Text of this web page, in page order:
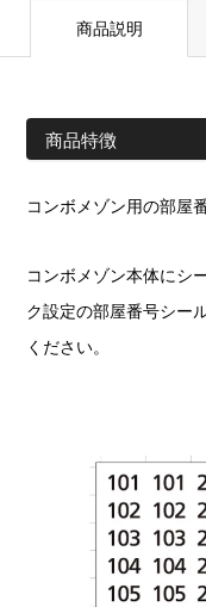
商品説明
商品特徴
コンボメゾン用の部屋
コンボメゾン本体にシ
ク設定の部屋番号シー
ください。